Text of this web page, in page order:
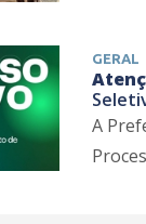
GERAL
A